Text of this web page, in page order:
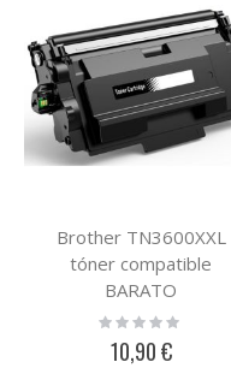
Brother TN3600XXL
tóner compatible
BARATO
Rating:
10,90 €